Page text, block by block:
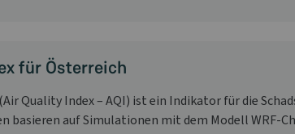
für Österreich
Quality Index – AQI) ist ein Indikator für die
basieren auf Simulationen mit dem Modell WRF-